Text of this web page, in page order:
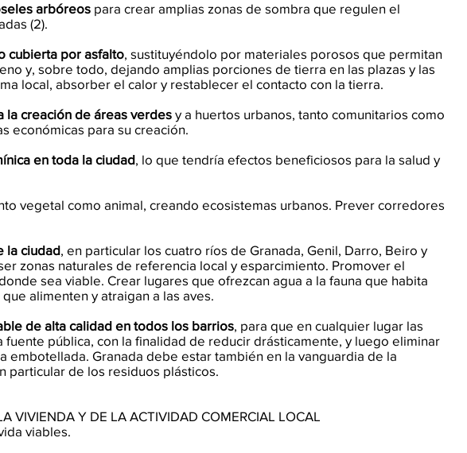
arbóreos para crear amplias zonas de sombra que regulen el
(2).
cubierta por asfalto, sustituyéndolo por materiales porosos que permitan
y, sobre todo, dejando amplias porciones de tierra en las plazas y las
local, absorber el calor y restablecer el contacto con la tierra.
la creación de áreas verdes y a huertos urbanos, tanto comunitarios como
económicas para su creación.
en toda la ciudad, lo que tendría efectos beneficiosos para la salud y
vegetal como animal, creando ecosistemas urbanos. Prever corredores
la ciudad, en particular los cuatro ríos de Granada, Genil, Darro, Beiro y
zonas naturales de referencia local y esparcimiento. Promover el
sea viable. Crear lugares que ofrezcan agua a la fauna que habita
alimenten y atraigan a las aves.
de alta calidad en todos los barrios, para que en cualquier lugar las
fuente pública, con la finalidad de reducir drásticamente, y luego eliminar
embotellada. Granada debe estar también en la vanguardia de la
particular de los residuos plásticos.
VIVIENDA Y DE LA ACTIVIDAD COMERCIAL LOCAL
viables.